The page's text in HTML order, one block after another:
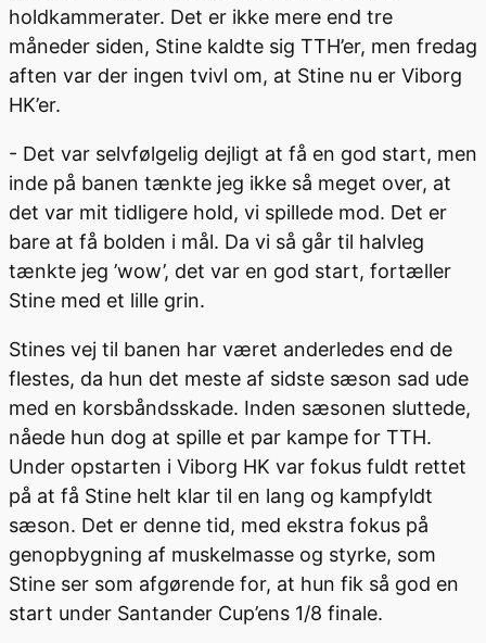
holdkammerater. Det er ikke mere end tre
måneder siden, Stine kaldte sig TTH’er, men fredag
aften var der ingen tvivl om, at Stine nu er Viborg
HK’er.
- Det var selvfølgelig dejligt at få en god start, men
inde på banen tænkte jeg ikke så meget over, at
det var mit tidligere hold, vi spillede mod. Det er
bare at få bolden i mål. Da vi så går til halvleg
tænkte jeg ’wow’, det var en god start, fortæller
Stine med et lille grin.
Stines vej til banen har været anderledes end de
flestes, da hun det meste af sidste sæson sad ude
med en korsbåndsskade. Inden sæsonen sluttede,
nåede hun dog at spille et par kampe for TTH.
Under opstarten i Viborg HK var fokus fuldt rettet
på at få Stine helt klar til en lang og kampfyldt
sæson. Det er denne tid, med ekstra fokus på
genopbygning af muskelmasse og styrke, som
Stine ser som afgørende for, at hun fik så god en
start under Santander Cup’ens 1/8 finale.